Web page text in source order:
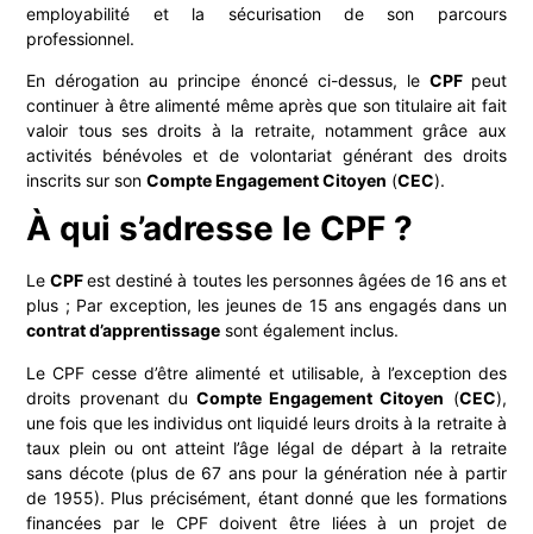
employabilité et la sécurisation de son parcours
professionnel.
En dérogation au principe énoncé ci-dessus, le CPF peut
continuer à être alimenté même après que son titulaire ait fait
valoir tous ses droits à la retraite, notamment grâce aux
activités bénévoles et de volontariat générant des droits
inscrits sur sonCompte Engagement Citoyen (CEC).
À qui s’adresse le CPF ?
LeCPFest destiné à toutes les personnes âgées de 16 ans et
plus ; Par exception, les jeunes de 15 ans engagés dans un
contrat d’apprentissage sont également inclus.
Le CPF cesse d’être alimenté et utilisable, à l’exception des
droits provenant du Compte Engagement Citoyen (CEC),
une fois que les individus ont liquidé leurs droits à la retraite à
taux plein ou ont atteint l’âge légal de départ à la retraite
sans décote (plus de 67 ans pour la génération née à partir
de 1955). Plus précisément, étant donné que les formations
financées par le CPF doivent être liées à un projet de